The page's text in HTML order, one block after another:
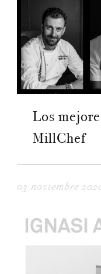
Los
MillChef
03 noviembre